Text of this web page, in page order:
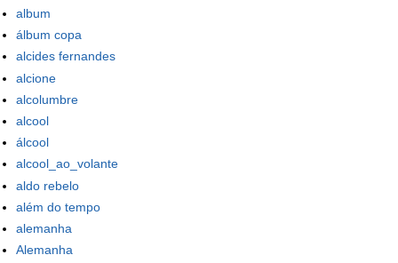
album
álbum copa
alcides fernandes
alcione
alcolumbre
alcool
álcool
alcool_ao_volante
aldo rebelo
além do tempo
alemanha
Alemanha